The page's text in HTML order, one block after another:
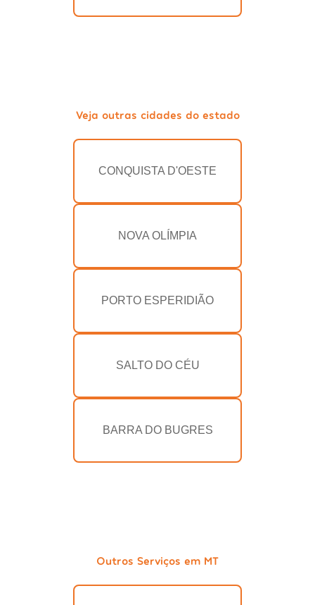
Veja outras cidades do estado
CONQUISTA D'OESTE
NOVA OLÍMPIA
PORTO ESPERIDIÃO
SALTO DO CÉU
BARRA DO BUGRES
Outros Serviços em MT